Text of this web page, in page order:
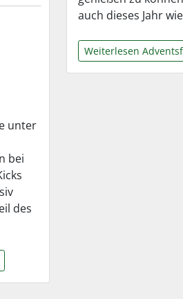
unter
bei
des
auch dieses Jahr
Weiterlesen